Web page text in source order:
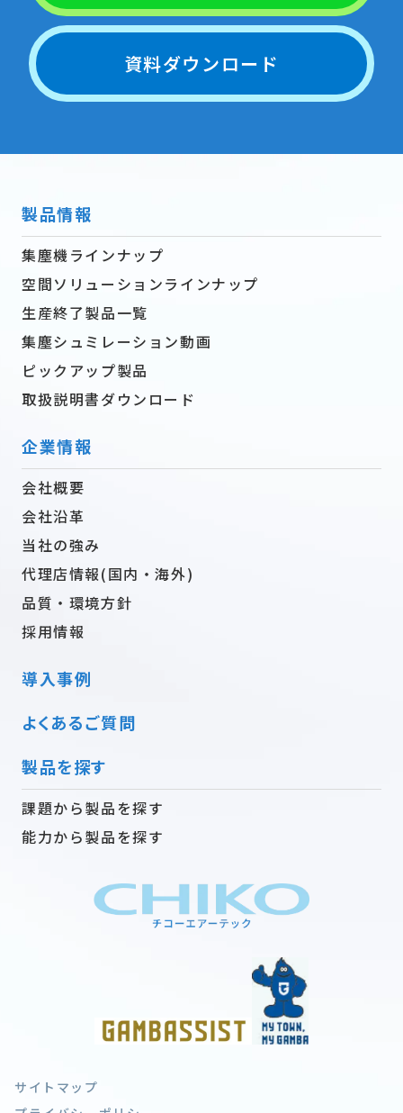
資料ダウンロード
製品情報
集塵機ラインナップ
空間ソリューションラインナップ
生産終了製品一覧
集塵シュミレーション動画
ピックアップ製品
取扱説明書ダウンロード
企業情報
会社概要
会社沿革
当社の強み
代理店情報(国内・海外)
品質・環境方針
採用情報
導入事例
よくあるご質問
製品を探す
課題から製品を探す
能力から製品を探す
サイトマップ